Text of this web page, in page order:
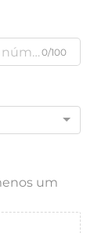
0/100
um